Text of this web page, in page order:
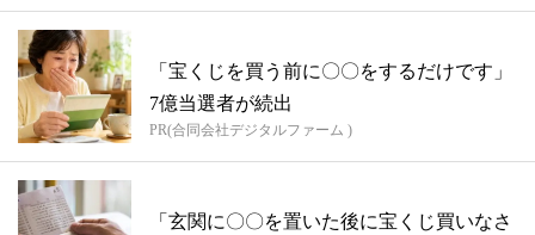
「宝くじを買う前に〇〇をするだけです」
7億当選者が続出
PR(合同会社デジタルファーム )
「玄関に〇〇を置いた後に宝くじ買いなさ